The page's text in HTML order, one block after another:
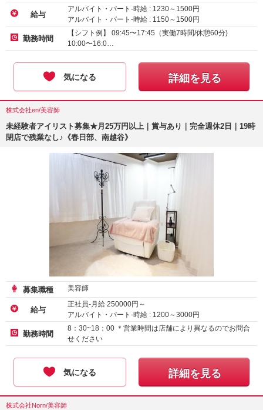
給与
アルバイト・パート-時給 : 1230～ 1500円
アルバイト・パート-時給 : 1150～ 1500円
アルバイト・パート-時給 :1180～1500円
勤務時間
【シフト例】 09:45〜17:45（実働7時間/休憩60分)
10:00〜16:0…
気になる 詳細を見る
株式会社en/美容師
未経験者アイリスト募集★月25万円以上｜賞与あり｜完全週休2日｜19時
閉店で残業なし♪《春日部、南越谷》
募集職種 美容師
給与
正社員-月給 250000円～
アルバイト・パート-時給 : 1200～3000円
勤務時間
8：30~18：00 ＊営業時間は店舗により異なるのでお問合
せください
気になる 詳細を見る
株式会社Norn/美容師